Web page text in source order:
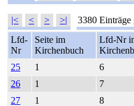
|< < > >| 3380 Einträge
Lfd-
Nr
Seite im
Kirchenbuch
Lfd-Nr
25
1 6
26
1 7
27
1 8